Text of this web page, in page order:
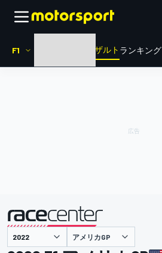
F1 リザルト ランキング
主催 アメリカGP